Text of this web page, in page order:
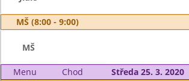
MŠ (8:00 - 9:00)
MŠ
Menu Chod
Středa 25. 3. 2020